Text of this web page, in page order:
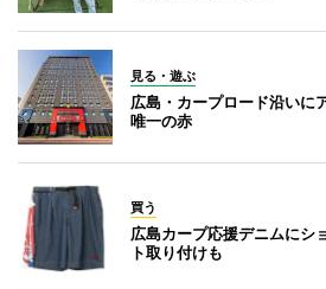
見る・遊ぶ
広島・カープロード沿いに
唯一の赤
買う
広島カープ応援デニムにシ
ト取り付けも